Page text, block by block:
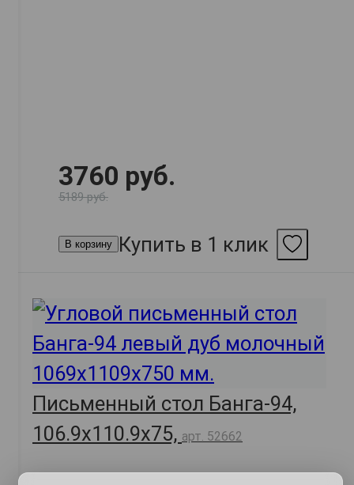
3760 руб.
5189 руб.
В корзину Купить в 1 клик
Письменный стол Банга-94,
106.9х110.9х75, арт. 52662